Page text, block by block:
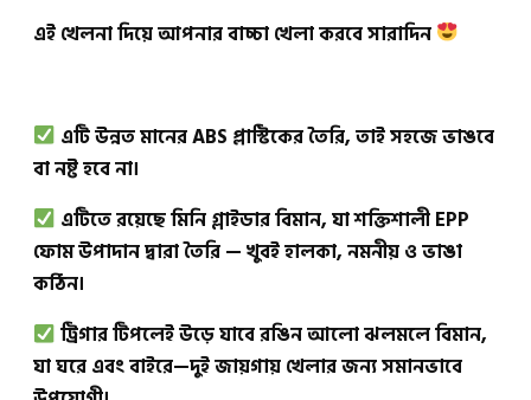
এই খেলনা দিয়ে আপনার বাচ্চা খেলা করবে সারাদিন
এটি উন্নত মানের ABS প্লাস্টিকের তৈরি, তাই সহজে ভাঙবে
বা নষ্ট হবে না।
এটিতে রয়েছে মিনি গ্লাইডার বিমান, যা শক্তিশালী EPP
ফোম উপাদান দ্বারা তৈরি — খুবই হালকা, নমনীয় ও ভাঙা
কঠিন।
ট্রিগার টিপলেই উড়ে যাবে রঙিন আলো ঝলমলে বিমান,
যা ঘরে এবং বাইরে—দুই জায়গায় খেলার জন্য সমানভাবে